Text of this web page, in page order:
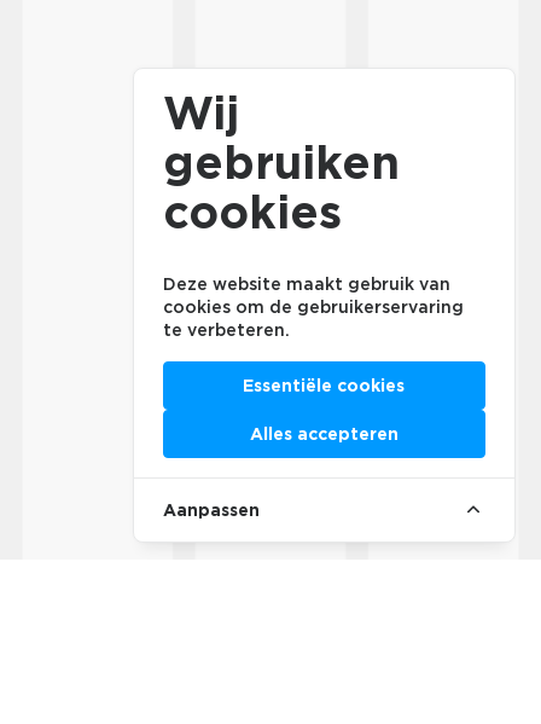
Wij
gebruiken
cookies
Deze website maakt gebruik van
cookies om de gebruikerservaring
te verbeteren.
Essentiële cookies
Alles accepteren
Aanpassen